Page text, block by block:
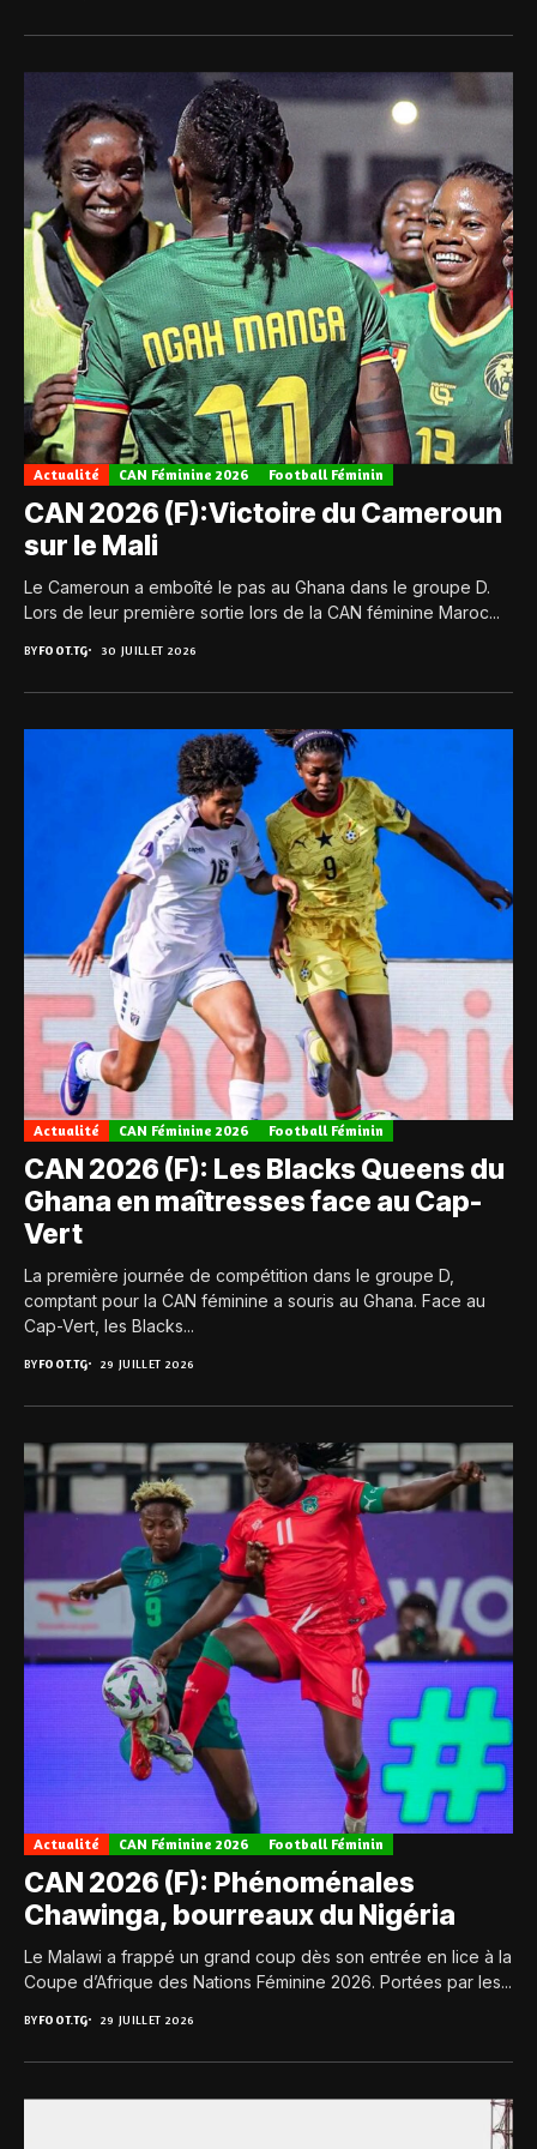
Actualité CAN Féminine 2026 Football Féminin
CAN 2026 (F):Victoire du Cameroun
sur le Mali
Le Cameroun a emboîté le pas au Ghana dans le groupe D.
Lors de leur première sortie lors de la CAN féminine Maroc...
BYFOOT.TG 30 JUILLET 2026
Actualité CAN Féminine 2026 Football Féminin
CAN 2026 (F): Les Blacks Queens du
Ghana en maîtresses face au Cap-
Vert
La première journée de compétition dans le groupe D,
comptant pour la CAN féminine a souris au Ghana. Face au
Cap-Vert, les Blacks...
BYFOOT.TG 29 JUILLET 2026
Actualité CAN Féminine 2026 Football Féminin
CAN 2026 (F): Phénoménales
Chawinga, bourreaux du Nigéria
Le Malawi a frappé un grand coup dès son entrée en lice à la
Coupe d’Afrique des Nations Féminine 2026. Portées par les...
BYFOOT.TG 29 JUILLET 2026